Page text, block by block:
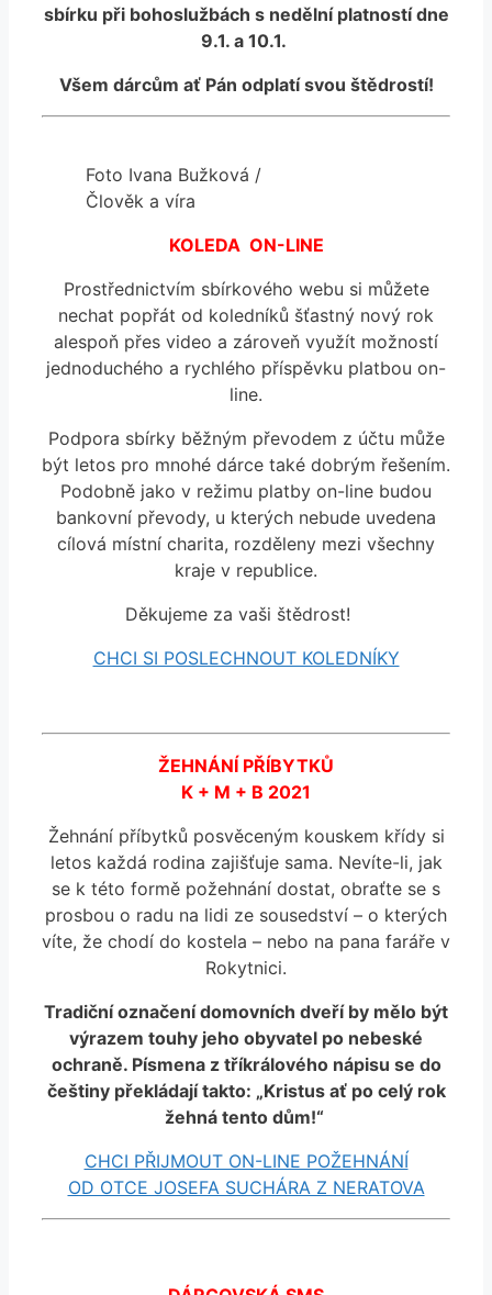
sbírku při bohoslužbách s nedělní platností dne
9.1. a 10.1.
Všem dárcům ať Pán odplatí svou štědrostí!
Foto Ivana Bužková /
Člověk a víra
KOLEDA ON-LINE
Prostřednictvím sbírkového webu si můžete
nechat popřát od koledníků šťastný nový rok
alespoň přes video a zároveň využít možností
jednoduchého a rychlého příspěvku platbou on-
line.
Podpora sbírky běžným převodem z účtu může
být letos pro mnohé dárce také dobrým řešením.
Podobně jako v režimu platby on-line budou
bankovní převody, u kterých nebude uvedena
cílová místní charita, rozděleny mezi všechny
kraje v republice.
Děkujeme za vaši štědrost!
CHCI SI POSLECHNOUT KOLEDNÍKY
ŽEHNÁNÍ PŘÍBYTKŮ
K + M + B 2021
Žehnání příbytků posvěceným kouskem křídy si
letos každá rodina zajišťuje sama. Nevíte-li, jak
se k této formě požehnání dostat, obraťte se s
prosbou o radu na lidi ze sousedství – o kterých
víte, že chodí do kostela – nebo na pana faráře v
Rokytnici.
Tradiční označení domovních dveří by mělo být
výrazem touhy jeho obyvatel po nebeské
ochraně. Písmena z tříkrálového nápisu se do
češtiny překládají takto: „Kristus ať po celý rok
žehná tento dům!“
CHCI PŘIJMOUT ON-LINE POŽEHNÁNÍ
OD OTCE JOSEFA SUCHÁRA Z NERATOVA